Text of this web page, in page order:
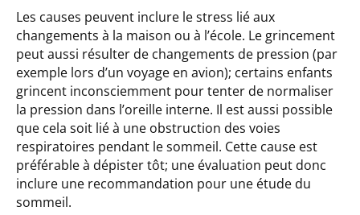
Les causes peuvent inclure le stress lié aux
changements à la maison ou à l’école. Le grincement
peut aussi résulter de changements de pression (par
exemple lors d’un voyage en avion); certains enfants
grincent inconsciemment pour tenter de normaliser
la pression dans l’oreille interne. Il est aussi possible
que cela soit lié à une obstruction des voies
respiratoires pendant le sommeil. Cette cause est
préférable à dépister tôt; une évaluation peut donc
inclure une recommandation pour une étude du
sommeil.